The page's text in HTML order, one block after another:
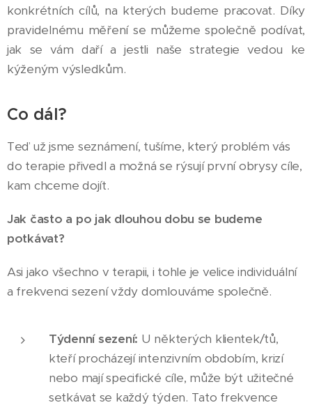
konkrétních cílů, na kterých budeme pracovat. Díky
pravidelnému měření se můžeme společně podívat,
jak se vám daří a jestli naše strategie vedou ke
kýženým výsledkům.
Co dál?
Teď už jsme seznámení, tušíme, který problém vás
do terapie přivedl a možná se rýsují první obrysy cíle,
kam chceme dojít.
Jak často a po jak dlouhou dobu se budeme
potkávat?
Asi jako všechno v terapii, i tohle je velice individuální
a frekvenci sezení vždy domlouváme společně.
Týdenní sezení: U některých klientek/tů,
kteří procházejí intenzivním obdobím, krizí
nebo mají specifické cíle, může být užitečné
setkávat se každý týden. Tato frekvence